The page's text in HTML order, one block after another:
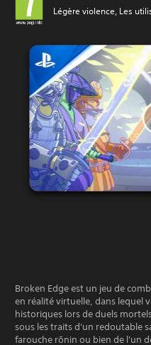
Légère violence, Les
Broken Edge est un jeu de
en réalité virtuelle, dans lequel
historiques lors de duels
sous les traits d'un redoutable
farouche rōnin ou bien de l'un